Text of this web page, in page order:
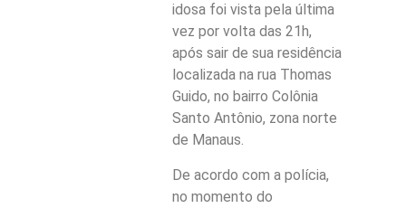
idosa foi vista pela última
vez por volta das 21h,
após sair de sua residência
localizada na rua Thomas
Guido, no bairro Colônia
Santo Antônio, zona norte
de Manaus.
De acordo com a polícia,
no momento do